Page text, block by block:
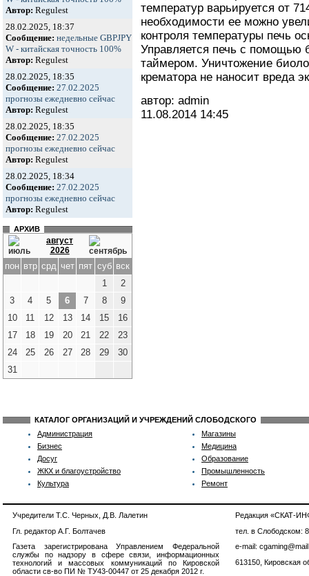
Автор: Regulest
28.02.2025, 18:37
Сообщение: недельные GBPJPY
W - китайская точность 100%
Автор: Regulest
28.02.2025, 18:35
Сообщение: 27.02.2025
прогнозы ежедневно сейчас
Автор: Regulest
28.02.2025, 18:35
Сообщение: 27.02.2025
прогнозы ежедневно сейчас
Автор: Regulest
28.02.2025, 18:34
Сообщение: 27.02.2025
прогнозы ежедневно сейчас
Автор: Regulest
АРХИВ
август
2026
пон втр срд чет пят суб вск
1
2
3
4 5 6 7 8
9
10
11 12 13 14 15
16
17
18 19 20 21 22
23
24
25 26 27 28 29
30
31
температур варьируется от
необходимости ее можно
контроля температуры печь
Управляется печь с помощью
таймером. Уничтожение
крематора не наносит вреда
автор: admin
11.08.2014 14:45
КАТАЛОГ ОРГАНИЗАЦИЙ И УЧРЕЖДЕНИЙ СЛОБОДСКОГО
Администрация
Бизнес
Досуг
ЖКХ и благоустройство
Культура
Магазины
Медицина
Образование
Промышленность
Ремонт
Учредители Т.С. Черных, Д.В. Лалетин
Гл. редактор А.Г. Болтачев
Газета зарегистрирована Управлением Федеральной
службы по надзору в сфере связи, информационных
технологий и массовых коммуникаций по Кировской
области св-во ПИ № ТУ43-00447 от 25 декабря 2012 г.
Редакция «СКАТ-
тел. в Слободском:
e-mail:
613150, Кировская